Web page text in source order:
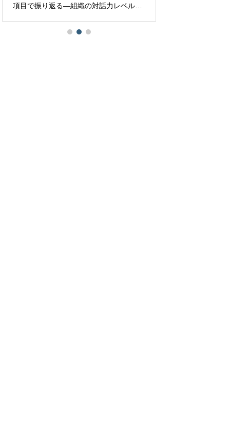
項目で振り返る―組織の対話力レベルを